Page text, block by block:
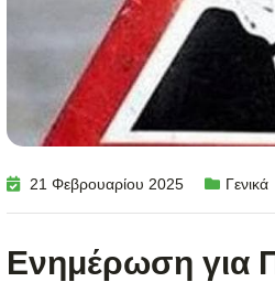
21 Φεβρουαρίου 2025 Γενικά
Ενημέρωση για